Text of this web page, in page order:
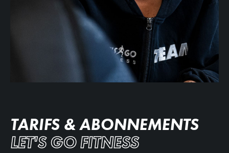
TARIFS & ABONNEMENTS
LET'S GO FITNESS